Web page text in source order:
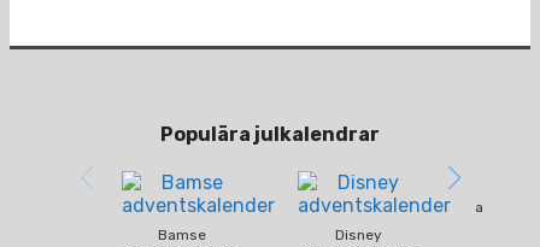
Populära julkalendrar
Bamse
Disney